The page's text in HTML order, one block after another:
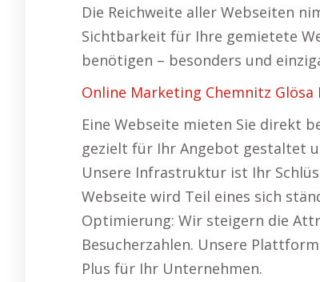
Die Reichweite aller Webseiten
Sichtbarkeit für Ihre gemietete
benötigen – besonders und
Online Marketing Chemnitz
Eine Webseite mieten Sie direkt
gezielt für Ihr Angebot gestaltet
Unsere Infrastruktur ist Ihr
Webseite wird Teil eines sich
Optimierung: Wir steigern die
Besucherzahlen. Unsere
Plus für Ihr Unternehmen.